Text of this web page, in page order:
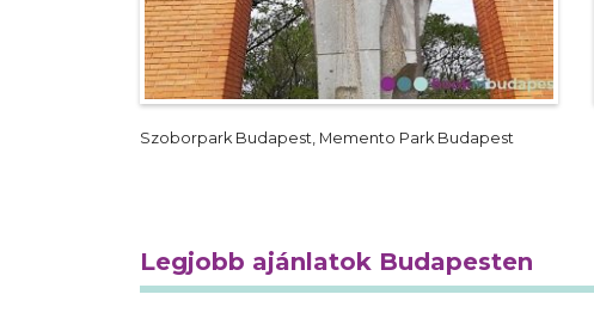
Szoborpark Budapest, Memento Park Budapest
Legjobb ajánlatok Budapesten